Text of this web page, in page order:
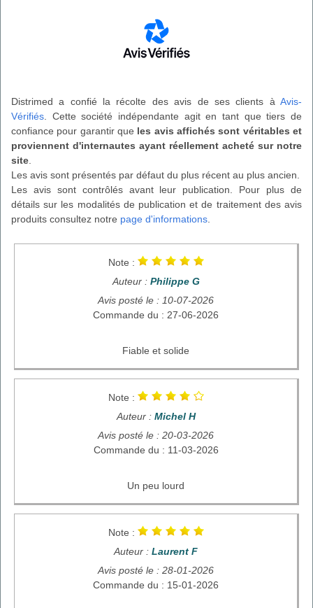
Distrimed a confié la récolte des avis de ses clients à Avis-
Vérifiés . Cette société indépendante agit en tant que tiers de
confiance pour garantir que les avis affichés sont véritables et
proviennent d'internautes ayant réellement acheté sur notre
site
Les avis sont présentés par défaut du plus récent au plus ancien.
Les avis sont contrôlés avant leur publication. Pour plus de
détails sur les modalités de publication et de traitement des avis
produits consultez notre page d'informations
Note :
Auteur : Philippe G
Avis posté le : 10-07-2026
Commande du : 27-06-2026
Fiable et solide
Note :
Auteur : Michel H
Avis posté le : 20-03-2026
Commande du : 11-03-2026
Un peu lourd
Note :
Auteur : Laurent F
Avis posté le : 28-01-2026
Commande du : 15-01-2026